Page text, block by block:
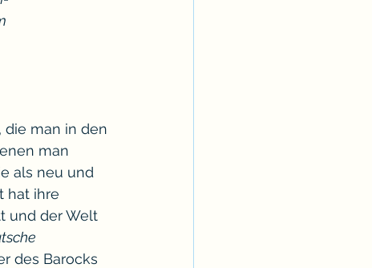
die man in den
man
als neu und
hat ihre
und der Welt
des Barocks